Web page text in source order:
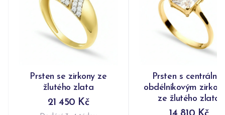
Prsten se zirkony ze
žlutého zlata
21 450 Kč
Prsten s
obdélníkovým
ze žlutého zlata